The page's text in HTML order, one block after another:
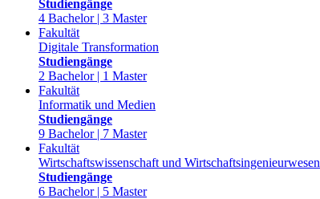
Studiengänge
4 Bachelor | 3 Master
Fakultät
Digitale Transformation
Studiengänge
2 Bachelor | 1 Master
Fakultät
Informatik und Medien
Studiengänge
9 Bachelor | 7 Master
Fakultät
Wirtschaftswissenschaft und Wirtschaftsingenieurwesen
Studiengänge
6 Bachelor | 5 Master